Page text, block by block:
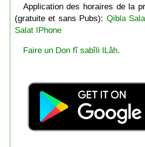
Application des horaires de la
(gratuite et sans Pubs): Qibla
Salat IPhone
Faire un Don fî sabîli lLâh.